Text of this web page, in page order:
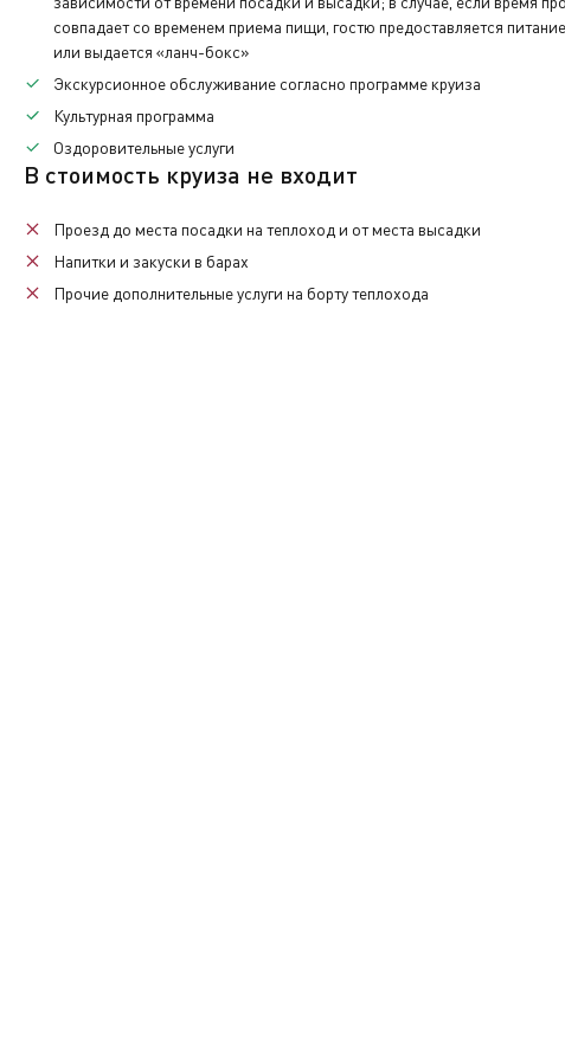
Теплоход прибывает по московскому времени.
Последняя услуга по питанию - обед.
совпадает со временем приема пищи, гостю предоставляется
или выдается «ланч-бокс»
Экскурсионное обслуживание согласно программе круиза
Культурная программа
Оздоровительные услуги
В стоимость круиза не входит
Проезд до места посадки на теплоход и от места высадки
Напитки и закуски в барах
Прочие дополнительные услуги на борту теплохода